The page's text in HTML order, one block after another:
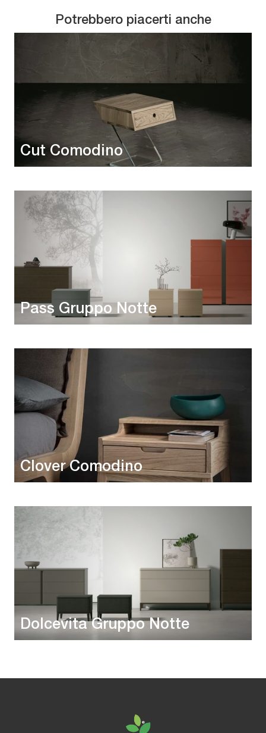
Potrebbero piacerti anche
Cut Comodino
Pass Gruppo Notte
Clover Comodino
Dolcevita Gruppo Notte